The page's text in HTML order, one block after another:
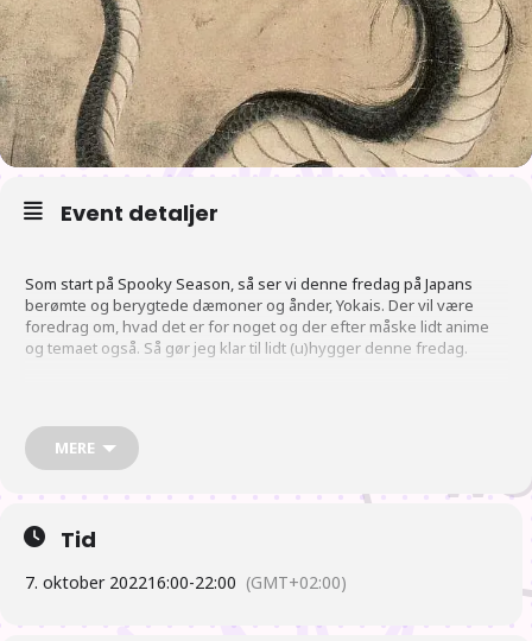
Event detaljer
Som start på Spooky Season, så ser vi denne fredag på Japans
berømte og berygtede dæmoner og ånder, Yokais. Der vil være
foredrag om, hvad det er for noget og der efter måske lidt anime
og temaet også. Så gør jeg klar til lidt (u)hygger denne fredag.
sammen omkring klokken 17 (hentning, spisning ved
Japan” klokken 18 (eller kort derefter) afholdt af et
MERE
Tid
7. oktober 202216:00-22:00 (GMT+02:00)